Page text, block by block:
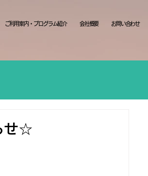
ご利用案内・プログラム紹介 会社概要 お問い合わせ
せ☆